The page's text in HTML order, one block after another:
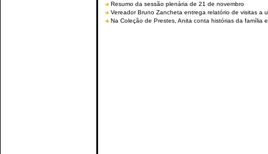
Resumo da sessão plenária de 21 de novembro
Vereador Bruno Zancheta entrega relatório de visitas a
Na Coleção de Prestes, Anita conta histórias da família